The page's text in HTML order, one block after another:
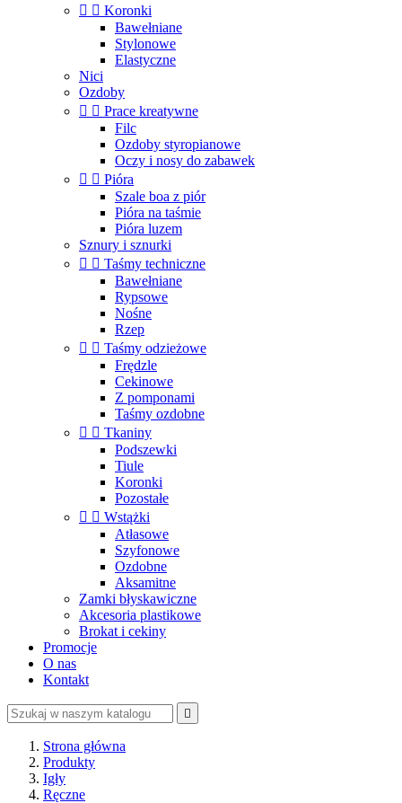
  Koronki
Bawełniane
Stylonowe
Elastyczne
Nici
Ozdoby
  Prace kreatywne
Filc
Ozdoby styropianowe
Oczy i nosy do zabawek
  Pióra
Szale boa z piór
Pióra na taśmie
Pióra luzem
Sznury i sznurki
  Taśmy techniczne
Bawełniane
Rypsowe
Nośne
Rzep
  Taśmy odzieżowe
Frędzle
Cekinowe
Z pomponami
Taśmy ozdobne
  Tkaniny
Podszewki
Tiule
Koronki
Pozostałe
  Wstążki
Atłasowe
Szyfonowe
Ozdobne
Aksamitne
Zamki błyskawiczne
Akcesoria plastikowe
Brokat i cekiny
Promocje
O nas
Kontakt

Strona główna
Produkty
Igły
Ręczne